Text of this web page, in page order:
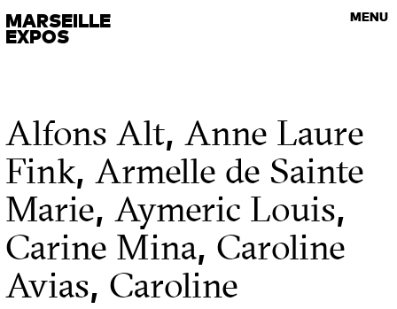
MARSEILLE
EXPOS
MENU
VISITES GUIDÉES
Les rendez-vous de l’art contemporain
Alfons Alt, Anne Laure
Fink, Armelle de Sainte
Marie, Aymeric Louis,
Carine Mina, Caroline
Avias, Caroline